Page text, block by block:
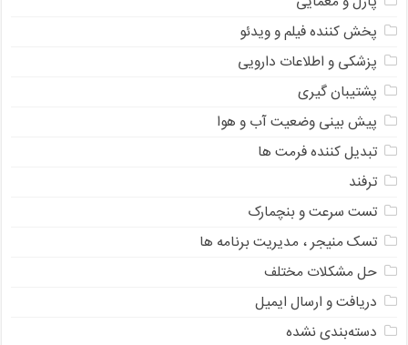
پخش کننده فیلم و ویدئو
پزشکی و اطلاعات دارویی
پشتیبان گیری
پیش بینی وضعیت آب و هوا
تبدیل کننده فرمت ها
ترفند
تست سرعت و بنچمارک
تسک منیجر ، مدیریت برنامه ها
حل مشکلات مختلف
دریافت و ارسال ایمیل
دسته‌بندی نشده